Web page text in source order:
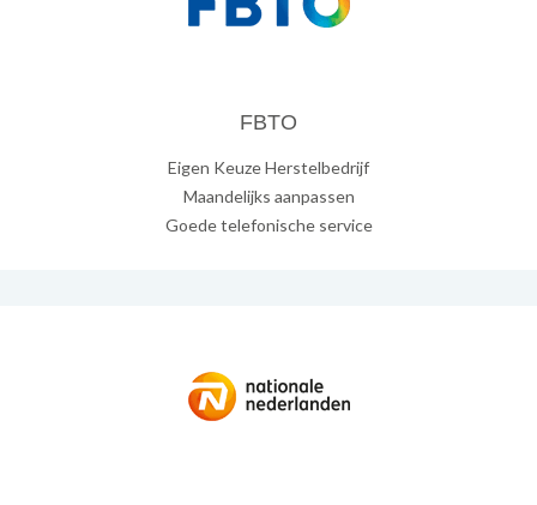
FBTO
Eigen Keuze Herstelbedrijf
Maandelijks aanpassen
Goede telefonische service